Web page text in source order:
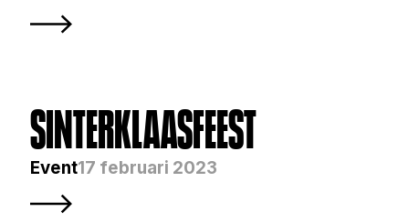
SINTERKLAASFEEST
Event17 februari 2023